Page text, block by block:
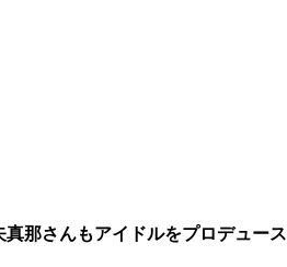
那さんもアイドルをプロデュース